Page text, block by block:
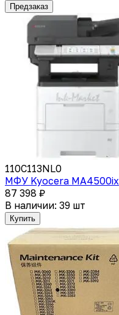
Предзаказ
110C113NL0
МФУ Kyocera MA4500ix
87 398 ₽
В наличии: 39 шт
Купить